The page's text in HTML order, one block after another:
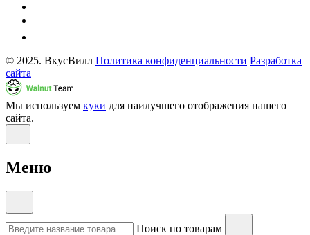
© 2025. ВкусВилл Политика конфиденциальности Разработка
сайта
Мы используем куки для наилучшего отображения нашего
сайта.
Меню
Поиск по товарам